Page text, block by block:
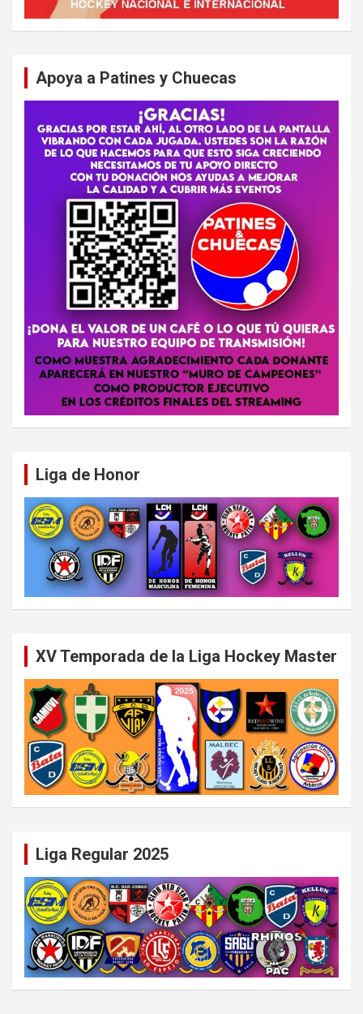
Apoya a Patines y Chuecas
Liga de Honor
XV Temporada de la Liga Hockey Master
Liga Regular 2025